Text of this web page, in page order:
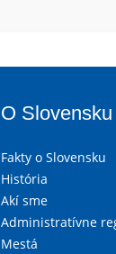
O Slovensku
Fakty o Slovensku
História
Akí sme
Administratívne
Mestá